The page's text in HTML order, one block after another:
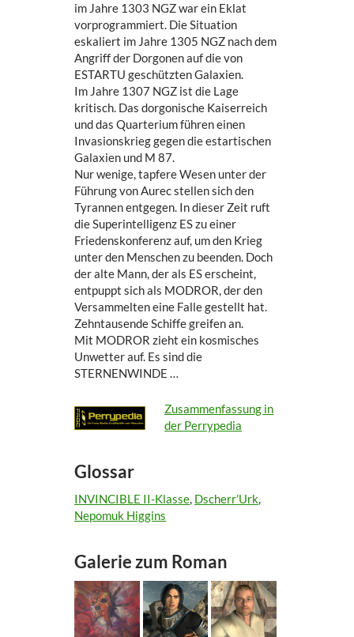
im Jahre 1303 NGZ war ein Eklat
vorprogrammiert. Die Situation
eskaliert im Jahre 1305 NGZ nach dem
Angriff der Dorgonen auf die von
ESTARTU geschützten Galaxien.
Im Jahre 1307 NGZ ist die Lage
kritisch. Das dorgonische Kaiserreich
und das Quarterium führen einen
Invasionskrieg gegen die estartischen
Galaxien und M 87.
Nur wenige, tapfere Wesen unter der
Führung von Aurec stellen sich den
Tyrannen entgegen. In dieser Zeit ruft
die Superintelligenz ES zu einer
Friedenskonferenz auf, um den Krieg
unter den Menschen zu beenden. Doch
der alte Mann, der als ES erscheint,
entpuppt sich als MODROR, der den
Versammelten eine Falle gestellt hat.
Zehntausende Schiffe greifen an.
Mit MODROR zieht ein kosmisches
Unwetter auf. Es sind die
STERNENWINDE …
Zusammenfassung in
der Perrypedia
Glossar
INVINCIBLE II-Klasse, Dscherr’Urk,
Nepomuk Higgins
Galerie zum Roman